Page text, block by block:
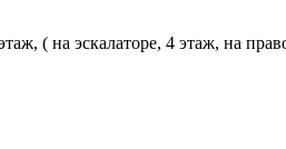
( на эскалаторе, 4 этаж, на